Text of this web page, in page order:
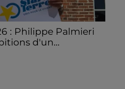
: Philippe Palmieri
d'un...
de la première
organisée du 18 au 20